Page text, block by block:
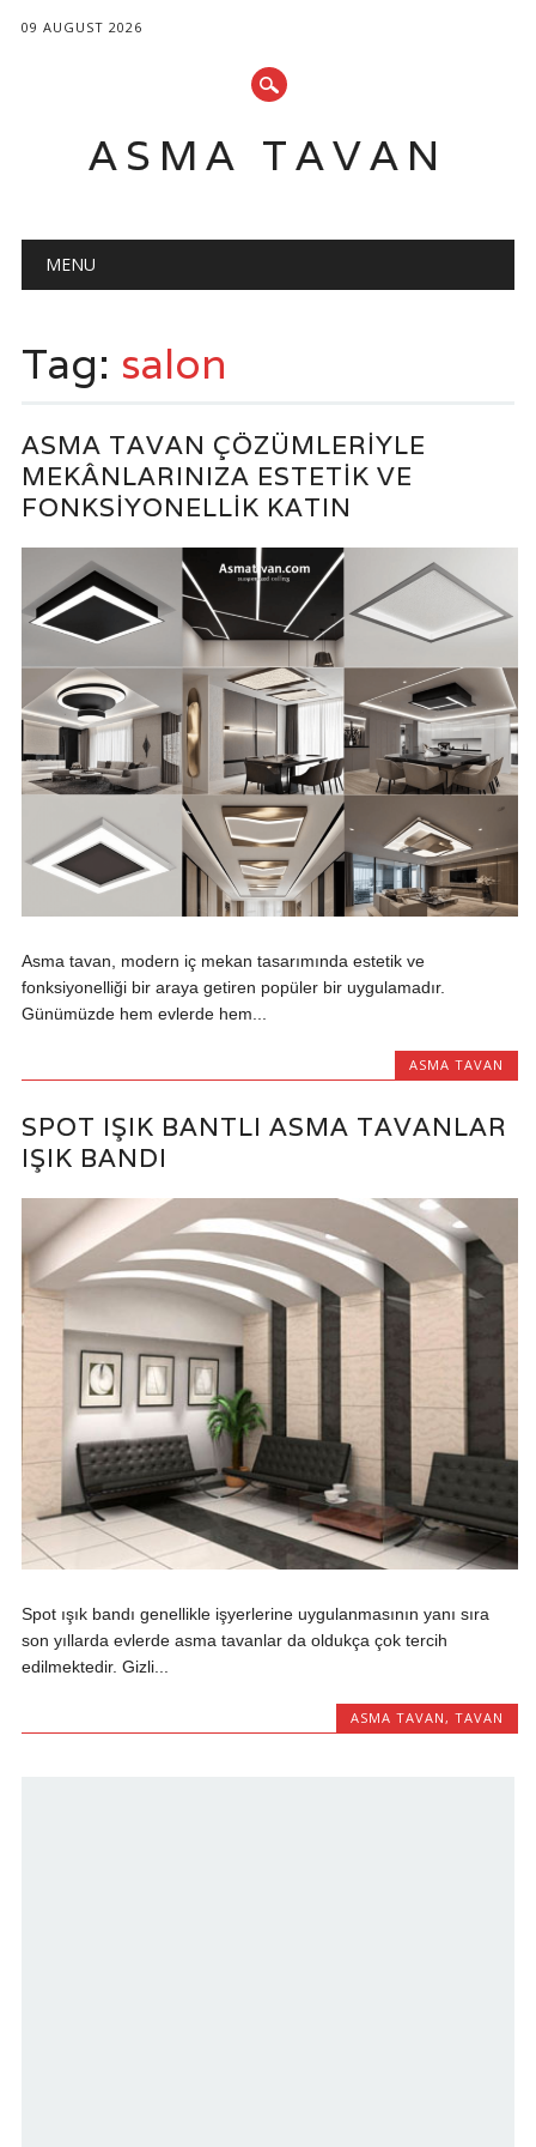
09 AUGUST 2026
ASMA TAVAN
Main menu
MENU
Tag: salon
ASMA TAVAN ÇÖZÜMLERIYLE
MEKÂNLARINIZA ESTETIK VE
FONKSIYONELLIK KATIN
Asma tavan, modern iç mekan tasarımında estetik ve
fonksiyonelliği bir araya getiren popüler bir uygulamadır.
Günümüzde hem evlerde hem...
ASMA TAVAN
SPOT IŞIK BANTLI ASMA TAVANLAR
IŞIK BANDI
Spot ışık bandı genellikle işyerlerine uygulanmasının yanı sıra
son yıllarda evlerde asma tavanlar da oldukça çok tercih
edilmektedir. Gizli...
ASMA TAVAN, TAVAN